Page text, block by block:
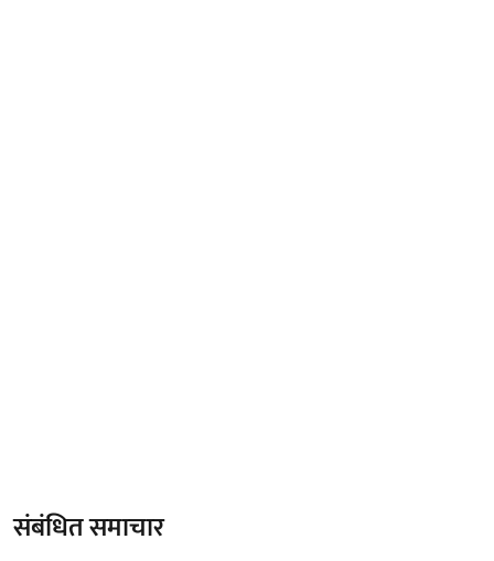
संबंधित समाचार